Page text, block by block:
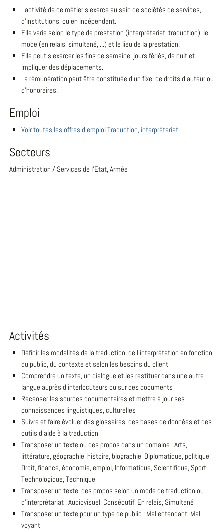
L'activité de ce métier s'exerce au sein de sociétés de services,
d'institutions, ou en indépendant.
Elle varie selon le type de prestation (interprétariat, traduction), le
mode (en relais, simultané, ...) et le lieu de la prestation.
Elle peut s'exercer les fins de semaine, jours fériés, de nuit et
impliquer des déplacements.
La rémunération peut être constituée d'un fixe, de droits d'auteur ou
d'honoraires.
Emploi
Voir toutes les offres d'emploi Traduction, interprétariat
Secteurs
Administration / Services de l'Etat, Armée
Activités
Définir les modalités de la traduction, de l'interprétation en fonction
du public, du contexte et selon les besoins du client
Comprendre un texte, un dialogue et les restituer dans une autre
langue auprès d'interlocuteurs ou sur des documents
Recenser les sources documentaires et mettre à jour ses
connaissances linguistiques, culturelles
Suivre et faire évoluer des glossaires, des bases de données et des
outils d'aide à la traduction
Transposer un texte ou des propos dans un domaine : Arts,
littérature, géographie, histoire, biographie, Diplomatique, politique,
Droit, finance, économie, emploi, Informatique, Scientifique, Sport,
Technologique, Technique
Transposer un texte, des propos selon un mode de traduction ou
d'interprétariat : Audiovisuel, Consécutif, En relais, Simultané
Transposer un texte pour un type de public : Mal entendant, Mal
voyant